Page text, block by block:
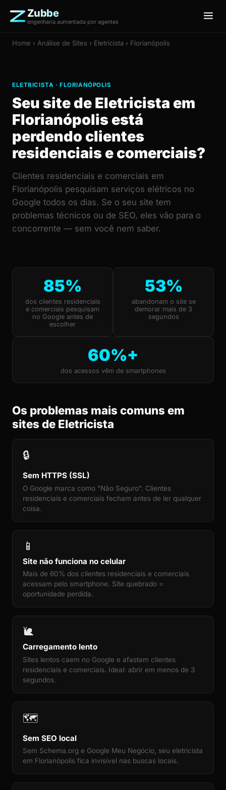
Zubbe
engenharia aumentada por agentes
Home › Análise de Sites › Eletricista › Florianópolis
ELETRICISTA · FLORIANÓPOLIS
Seu site de Eletricista em
Florianópolis está
perdendo clientes
residenciais e comerciais?
Clientes residenciais e comerciais em
Florianópolis pesquisam serviços elétricos no
Google todos os dias. Se o seu site tem
problemas técnicos ou de SEO, eles vão para o
concorrente — sem você nem saber.
85%
dos clientes residenciais
e comerciais pesquisam
no Google antes de
escolher
53%
abandonam o site se
demorar mais de 3
segundos
60%+
dos acessos vêm de smartphones
Os problemas mais comuns em
sites de Eletricista
🔒
Sem HTTPS (SSL)
O Google marca como "Não Seguro". Clientes
residenciais e comerciais fecham antes de ler qualquer
coisa.
📱
Site não funciona no celular
Mais de 60% dos clientes residenciais e comerciais
acessam pelo smartphone. Site quebrado =
oportunidade perdida.
🐌
Carregamento lento
Sites lentos caem no Google e afastam clientes
residenciais e comerciais. Ideal: abrir em menos de 3
segundos.
🗺️
Sem SEO local
Sem Schema.org e Google Meu Negócio, seu eletricista
em Florianópolis fica invisível nas buscas locais.